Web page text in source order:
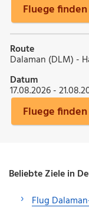
Fluege finden
Route
Dalaman (DLM) -
Datum
17.08.2026 -
Fluege finden
Beliebte Ziele in
Flug